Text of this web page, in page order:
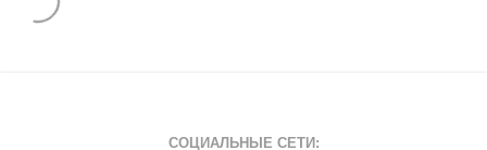
СОЦИАЛЬНЫЕ СЕТИ: